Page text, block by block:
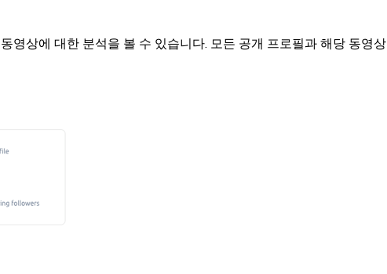
상에 대한 분석을 볼 수 있습니다. 모든 공개 프로필과 해당 동영